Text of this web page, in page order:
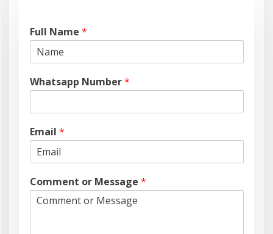
Full Name *
Whatsapp Number*
Email *
Comment or Message *